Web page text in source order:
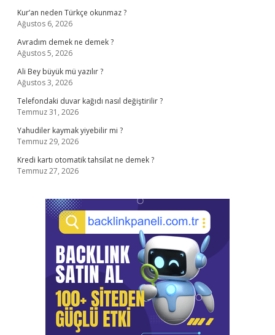
Kur’an neden Türkçe okunmaz ?
Ağustos 6, 2026
Avradım demek ne demek ?
Ağustos 5, 2026
Ali Bey büyük mü yazılır ?
Ağustos 3, 2026
Telefondaki duvar kağıdı nasıl değiştirilir ?
Temmuz 31, 2026
Yahudiler kaymak yiyebilir mi ?
Temmuz 29, 2026
Kredi kartı otomatik tahsilat ne demek ?
Temmuz 27, 2026